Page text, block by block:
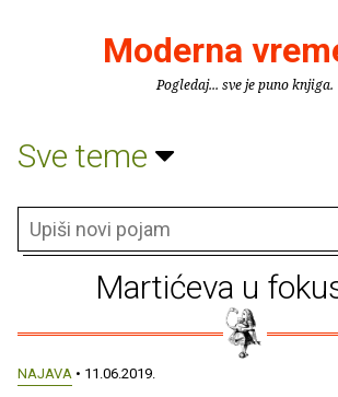
Moderna
Pogledaj... sve je puno knjiga.
Sve teme
Martićeva u
NAJAVA • 11.06.2019.